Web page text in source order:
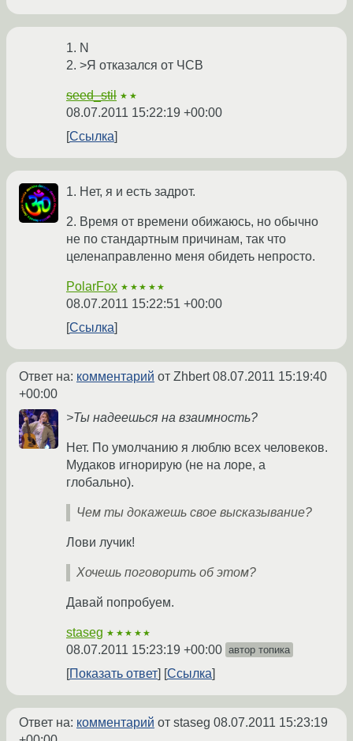
1. N
2. >Я отказался от ЧСВ
seed_stil ★★
08.07.2011 15:22:19 +00:00
Ссылка
1. Нет, я и есть задрот.
2. Время от времени обижаюсь, но обычно
не по стандартным причинам, так что
целенаправленно меня обидеть непросто.
PolarFox ★★★★★
08.07.2011 15:22:51 +00:00
Ссылка
Ответ на: комментарий от Zhbert08.07.2011 15:19:40
+00:00
>Ты надеешься на взаимность?
Нет. По умолчанию я люблю всех человеков.
Мудаков игнорирую (не на лоре, а
глобально).
Чем ты докажешь свое высказывание?
Лови лучик!
Хочешь поговорить об этом?
Давай попробуем.
staseg ★★★★★
08.07.2011 15:23:19 +00:00 автор топика
Показать ответ Ссылка
Ответ на: комментарий от staseg 08.07.2011 15:23:19